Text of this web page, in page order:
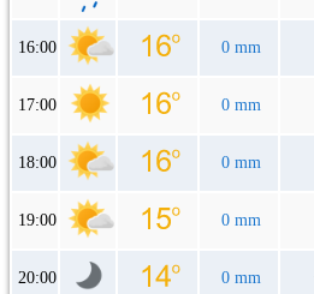
16:00 0 mm
17:00 0 mm
18:00 0 mm
19:00 0 mm
20:00 0 mm